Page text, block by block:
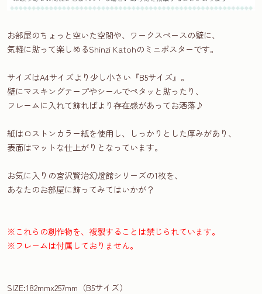
お部屋のちょっと空いた空間や、ワークスペースの壁に、
気軽に貼って楽しめるShinzi Katohのミニポスターです。
サイズはA4サイズより少し小さい『B5サイズ』。
壁にマスキングテープやシールでペタッと貼ったり、
フレームに入れて飾ればより存在感があってお洒落♪
紙はロストンカラー紙を使用し、しっかりとした厚みがあり、
表面はマットな仕上がりとなっています。
お気に入りの宮沢賢治幻燈館シリーズの1枚を、
あなたのお部屋に飾ってみてはいかが？
※これらの創作物を、複製することは禁じられています。
※フレームは付属しておりません。
SIZE:182mmx257mm（B5サイズ）